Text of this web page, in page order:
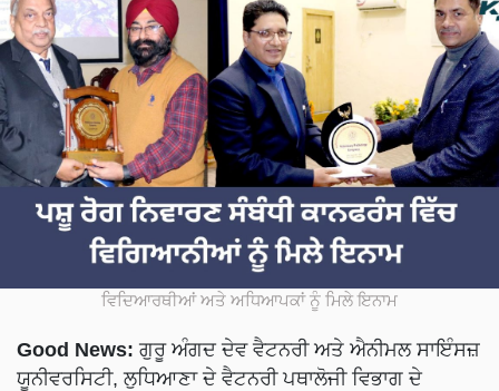
ਵਿਦਿਆਰਥੀਆਂ ਅਤੇ ਅਧਿਆਪਕਾਂ ਨੂੰ ਮਿਲੇ ਇਨਾਮ
Good News: ਗੁਰੂ ਅੰਗਦ ਦੇਵ ਵੈਟਨਰੀ ਅਤੇ ਐਨੀਮਲ ਸਾਇੰਸਜ਼
ਯੂਨੀਵਰਸਿਟੀ, ਲੁਧਿਆਣਾ ਦੇ ਵੈਟਨਰੀ ਪਥਾਲੋਜੀ ਵਿਭਾਗ ਦੇ